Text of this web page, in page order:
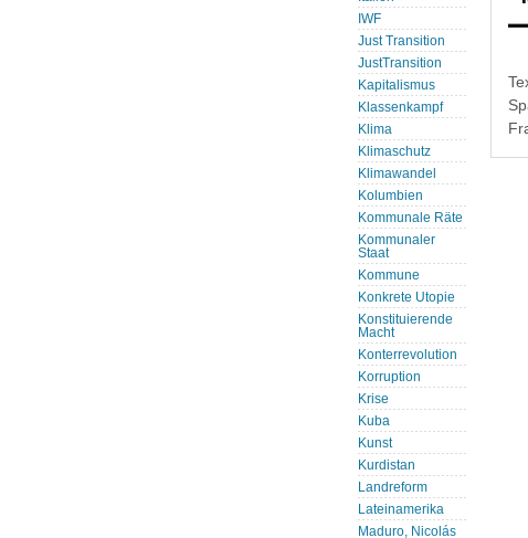
IWF
Just Transition
JustTransition
Kapitalismus
Klassenkampf
Klima
Klimaschutz
Klimawandel
Kolumbien
Kommunale Räte
Kommunaler
Staat
Kommune
Konkrete Utopie
Konstituierende
Macht
Konterrevolution
Korruption
Krise
Kuba
Kunst
Kurdistan
Landreform
Lateinamerika
Maduro, Nicolás